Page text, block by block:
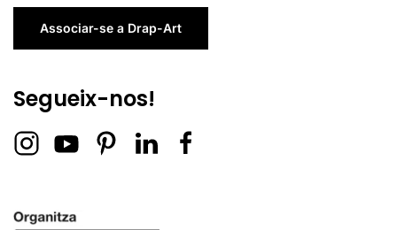
Associar-se a Drap-Art
Segueix-nos!